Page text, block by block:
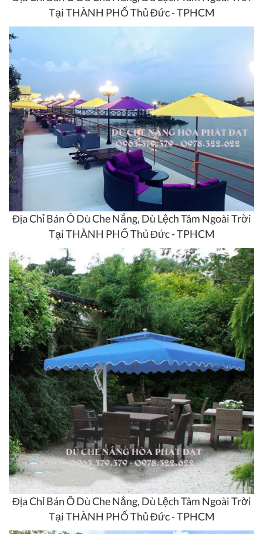
Tại THÀNH PHỐ Thủ Đức - TPHCM
Địa Chỉ Bán Ô Dù Che Nắng, Dù Lệch Tâm Ngoài Trời
Tại THÀNH PHỐ Thủ Đức - TPHCM
Địa Chỉ Bán Ô Dù Che Nắng, Dù Lệch Tâm Ngoài Trời
Tại THÀNH PHỐ Thủ Đức - TPHCM